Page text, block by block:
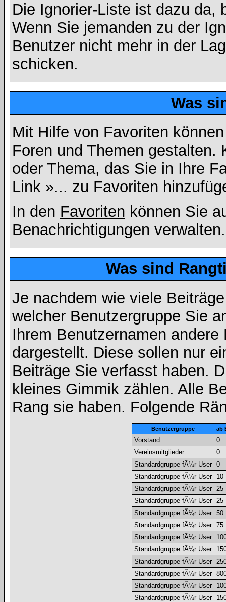
Die Ignorier-Liste ist dazu da,
Wenn Sie jemanden zu der
Benutzer nicht mehr in der
schicken.
Was
Mit Hilfe von Favoriten
Foren und Themen
oder Thema, das Sie in Ihre
Link »... zu Favoriten
In den Favoriten können Sie
Benachrichtigungen verwalten.
Was sind
Je nachdem wie viele
welcher Benutzergruppe Sie
Ihrem Benutzernamen
dargestellt. Diese sollen nur
Beiträge Sie verfasst haben.
kleines Gimmik zählen. Alle
Rang sie haben. Folgende
Benutzergruppe ab
Vorstand
0
Vereinsmitglieder
0
Standardgruppe fÃ¼r User
0
Standardgruppe fÃ¼r User
10
Standardgruppe fÃ¼r User
25
Standardgruppe fÃ¼r User
25
Standardgruppe fÃ¼r User
50
Standardgruppe fÃ¼r User
75
Standardgruppe fÃ¼r User
Standardgruppe fÃ¼r User
Standardgruppe fÃ¼r User
Standardgruppe fÃ¼r User
Standardgruppe fÃ¼r User
Standardgruppe fÃ¼r User